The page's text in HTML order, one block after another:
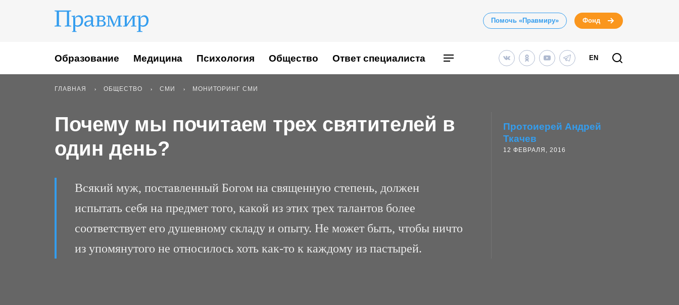
Помочь «Правмиру» Фонд
Образование Медицина Психология Общество Ответ специалиста EN
ГЛАВНАЯ ОБЩЕСТВО СМИ МОНИТОРИНГ СМИ
Почему мы почитаем трех святителей в
один день?
Всякий муж, поставленный Богом на священную степень, должен
испытать себя на предмет того, какой из этих трех талантов более
соответствует его душевному складу и опыту. Не может быть, чтобы ничто
из упомянутого не относилось хоть как-то к каждому из пастырей.
Протоиерей Андрей
Ткачев
12 ФЕВРАЛЯ, 2016